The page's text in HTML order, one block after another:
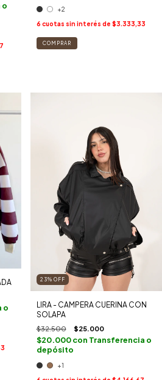
o
+2
6 cuotas sin interés de $3.333,33
COMPRAR
o
23% OFF
LIRA - CAMPERA CUERINA CON
SOLAPA
$32.500 $25.000
$20.000con Transferencia o
depósito
+1